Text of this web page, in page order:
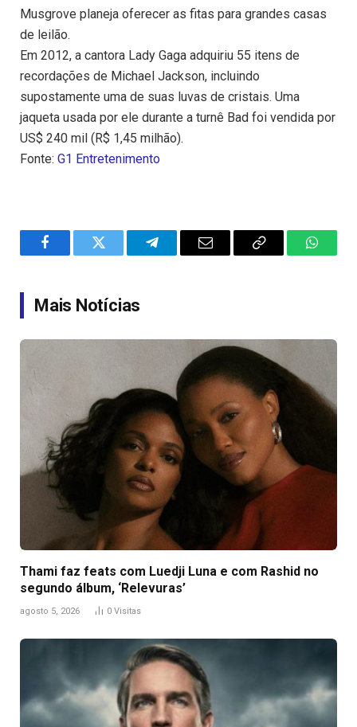
Musgrove planeja oferecer as fitas para grandes casas
de leilão.
Em 2012, a cantora Lady Gaga adquiriu 55 itens de
recordações de Michael Jackson, incluindo
supostamente uma de suas luvas de cristais. Uma
jaqueta usada por ele durante a turnê Bad foi vendida por
US$ 240 mil (R$ 1,45 milhão).
Fonte: G1 Entretenimento
FacebookTwitter TelegramEmail
Copy
Mais Notícias
Thami faz feats com Luedji Luna e com Rashid no
segundo álbum, ‘Relevuras’
agosto 5, 2026 0 Visitas